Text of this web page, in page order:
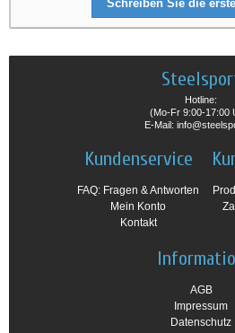
Schreiben Sie die
Hotline:
(Mo-Fr 9:00-17:00
E-Mail:
Kundenservice
FAQ: Fragen & Antworten
Mein Konto
Kontakt
AGB
Impressum
Datenschutz